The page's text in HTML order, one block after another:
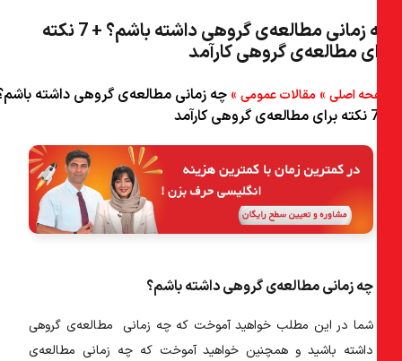
کنید یا خیر.
۱۲) نکته‌ی شماره‌ی ۵) : تصمیم بگیرید که چه زمانی گروه شما آماده ملاقات
چه زمانی مطالعه‌ی گروهی داشته باشم؟ + 7 نکته
مطالعه‌ی گروهی کارآمد
اصلی»مقالات عمومی»چه زمانی مطالعه‌ی گروهی داشته باشم؟
چه زمانی مطالعه‌ی گروهی داشته باشم؟
شما در این مطلب خواهید آموخت که چه زمانی مطالعه‌ی گروهی
داشته باشید و همچنین خواهید آموخت که چه زمانی مطالعه‌ی